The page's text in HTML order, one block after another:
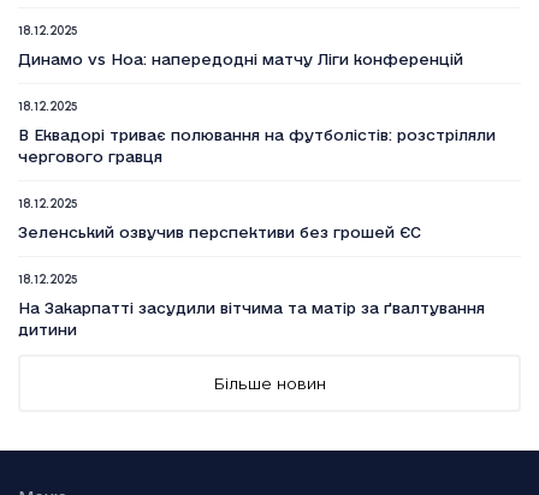
18.12.2025
Динамо vs Ноа: напередодні матчу Ліги конференцій
18.12.2025
В Еквадорі триває полювання на футболістів: розстріляли
чергового гравця
18.12.2025
Зеленський озвучив перспективи без грошей ЄС
18.12.2025
На Закарпатті засудили вітчима та матір за ґвалтування
дитини
18.12.2025
Більше новин